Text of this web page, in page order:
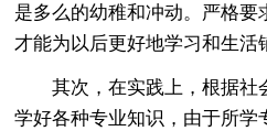
是多么的幼稚和冲动。严格要
才能为以后更好地学习和生活
其次，在实践上，根据社
学好各种专业知识，由于所学